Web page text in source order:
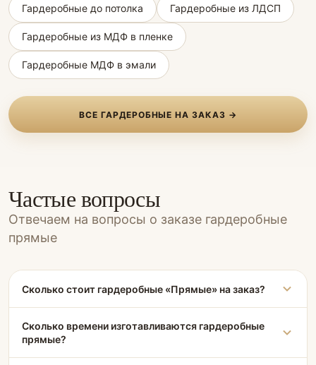
Гардеробные до потолка Гардеробные из ЛДСП
Гардеробные из МДФ в пленке
Гардеробные МДФ в эмали
ВСЕ ГАРДЕРОБНЫЕ НА ЗАКАЗ →
Частые вопросы
Отвечаем на вопросы о заказе гардеробные
прямые
Сколько стоит гардеробные «Прямые» на заказ?
Сколько времени изготавливаются гардеробные
прямые?